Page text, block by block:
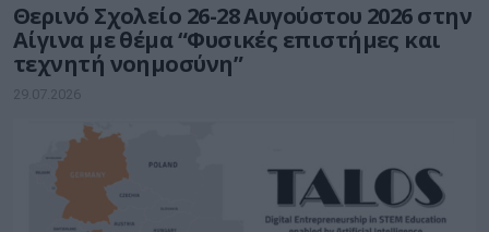
Θερινό Σχολείο 26-28 Αυγούστου 2026 στην
Αίγινα με θέμα “Φυσικές επιστήμες και
τεχνητή νοημοσύνη”
29.07.2026